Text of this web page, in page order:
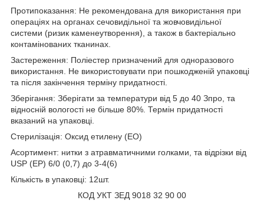
Протипоказання: Не рекомендована для використання при
операціях на органах сечовидільної та жовчовидільної
системи (ризик каменеутворення), а також в бактеріально
контамінованих тканинах.
Застереження: Поліестер призначений для одноразового
використання. Не використовувати при пошкодженій упаковці
та після закінчення терміну придатності.
Зберігання: Зберігати за температури від 5 до 40 Зпро , та
відносній вологості не більше 80%. Термін придатності
вказаний на упаковці.
Стерилізація: Оксид етилену (ЕО)
Асортимент: нитки з атравматичними голками, та відрізки від
USP (EP) 6/0 (0,7) до 3-4(6)
Кількість в упаковці: 12шт.
КОД УКТ ЗЕД 9018 32 90 00